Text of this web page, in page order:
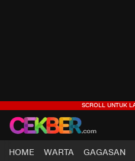
HOME WARTA GAGASAN